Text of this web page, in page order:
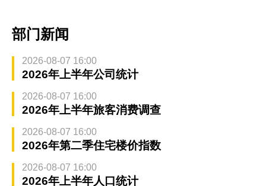
部门新闻
2026-08-07 16:00
2026年上半年公司统计
2026-08-07 16:00
2026年上半年旅客消费调查
2026-08-07 16:00
2026年第二季住宅楼价指数
2026-08-07 16:00
2026年上半年人口统计